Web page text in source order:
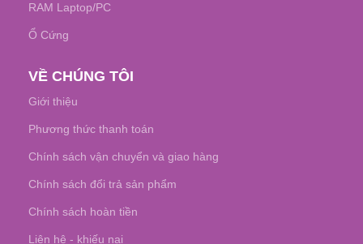
RAM Laptop/PC
Ổ Cứng
VỀ CHÚNG TÔI
Giới thiệu
Phương thức thanh toán
Chính sách vận chuyển và giao hàng
Chính sách đổi trả sản phẩm
Chính sách hoàn tiền
Liên hệ - khiếu nại